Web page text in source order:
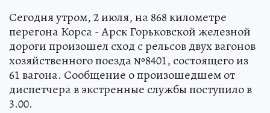
Сегодня утром, 2 июля, на 868 километре
перегона Корса - Арск Горьковской железной
дороги произошел сход с рельсов двух вагонов
хозяйственного поезда №8401, состоящего из
61 вагона. Сообщение о произошедшем от
диспетчера в экстренные службы поступило в
3.00.